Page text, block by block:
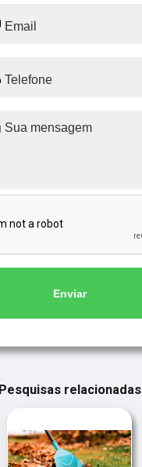
Enviar
Pesquisas relacionadas